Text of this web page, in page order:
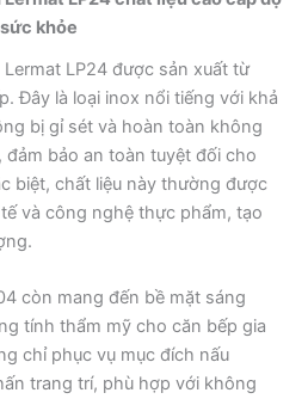
khỏe
LP24 được sản xuất từ
Đây là loại inox nổi tiếng với khả
bị gỉ sét và hoàn toàn không
bảo an toàn tuyệt đối cho
biệt, chất liệu này thường được
và công nghệ thực phẩm, tạo
còn mang đến bề mặt sáng
tính thẩm mỹ cho căn bếp gia
chỉ phục vụ mục đích nấu
trang trí, phù hợp với không